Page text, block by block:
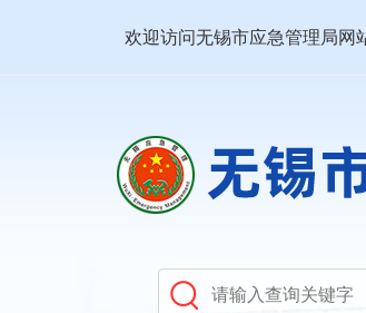
欢迎访问无锡市应急管理局网